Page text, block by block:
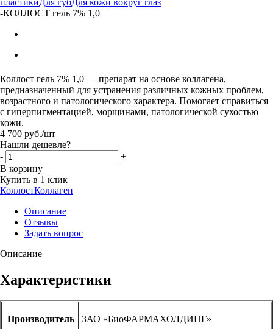
-КОЛЛОСТ гель 7% 1,0
Коллост гель 7% 1,0 — препарат на основе коллагена,
предназначенный для устранения различных кожных проблем,
возрастного и патологического характера. Помогает справиться
с гиперпигментацией, морщинами, патологической сухостью
кожи.
4 700 руб./шт
Нашли дешевле?
-
+
В корзину
Купить в 1 клик
КоллостКоллаген
Описание
Отзывы
Задать вопрос
Описание
Характеристики
Производитель ЗАО «БиоФАРМАХОЛДИНГ»